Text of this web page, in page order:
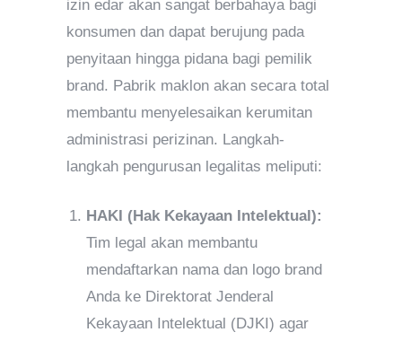
izin edar akan sangat berbahaya bagi
konsumen dan dapat berujung pada
penyitaan hingga pidana bagi pemilik
brand. Pabrik maklon akan secara total
membantu menyelesaikan kerumitan
administrasi perizinan. Langkah-
langkah pengurusan legalitas meliputi:
HAKI (Hak Kekayaan Intelektual):
Tim legal akan membantu
mendaftarkan nama dan logo brand
Anda ke Direktorat Jenderal
Kekayaan Intelektual (DJKI) agar